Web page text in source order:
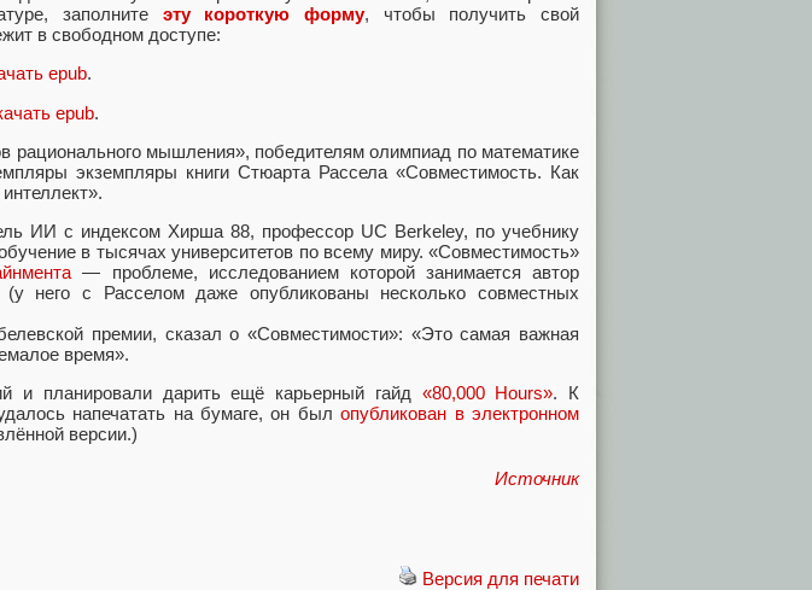
заполните эту короткую форму, чтобы получить свой
в свободном доступе:
epub.
epub.
рационального мышления», победителям олимпиад по математике
экземпляры книги Стюарта Рассела «Совместимость. Как
ИИ с индексом Хирша 88, профессор UC Berkeley, по учебнику
в тысячах университетов по всему миру. «Совместимость»
— проблеме, исследованием которой занимается автор
него с Расселом даже опубликованы несколько совместных
премии, сказал о «Совместимости»: «Это самая важная
время».
и планировали дарить ещё карьерный гайд «80,000 Hours». К
напечатать на бумаге, он былопубликован в электронном
версии.)
Источник
Версия для печати